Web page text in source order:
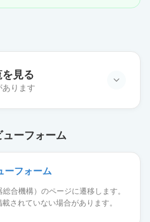
見る
ります
通常出荷
ーフォーム
ーフォーム
合機構）のページに遷移します。
されていない場合があります。